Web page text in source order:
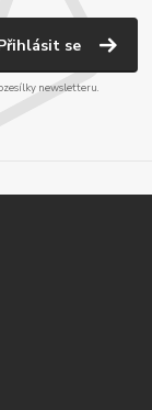
se
newsletteru.